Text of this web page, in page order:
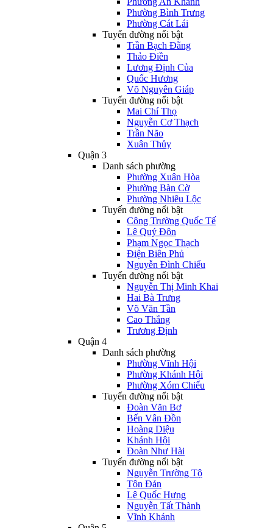
Phường Bình Trưng
Phường Cát Lái
Tuyến đường nổi bật
Trần Bạch Đằng
Thảo Điền
Lương Định Của
Quốc Hương
Võ Nguyên Giáp
Tuyến đường nổi bật
Mai Chí Thọ
Nguyễn Cơ Thạch
Trần Não
Xuân Thủy
Quận 3
Danh sách phường
Phường Xuân Hòa
Phường Bàn Cờ
Phường Nhiêu Lộc
Tuyến đường nổi bật
Công Trường Quốc Tế
Lê Quý Đôn
Phạm Ngọc Thạch
Điện Biên Phủ
Nguyễn Đình Chiểu
Tuyến đường nổi bật
Nguyễn Thị Minh Khai
Hai Bà Trưng
Võ Văn Tần
Cao Thắng
Trương Định
Quận 4
Danh sách phường
Phường Vĩnh Hội
Phường Khánh Hội
Phường Xóm Chiếu
Tuyến đường nổi bật
Đoàn Văn Bơ
Bến Vân Đồn
Hoàng Diệu
Khánh Hội
Đoàn Như Hài
Tuyến đường nổi bật
Nguyễn Trường Tộ
Tôn Đản
Lê Quốc Hưng
Nguyễn Tất Thành
Vĩnh Khánh